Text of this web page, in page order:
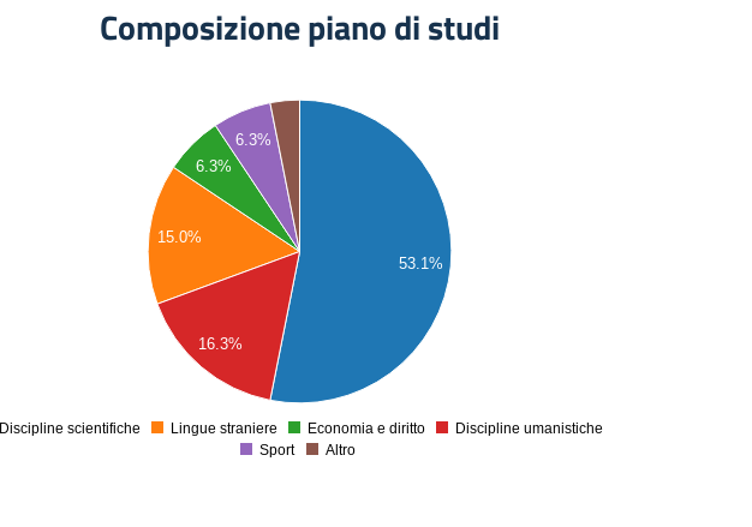
Composizione piano di studi
53.1%
15.0%
6.3%
16.3%
6.3%
Discipline scientifiche Lingue straniere Economia e diritto
Discipline umanistiche
Sport
Altro